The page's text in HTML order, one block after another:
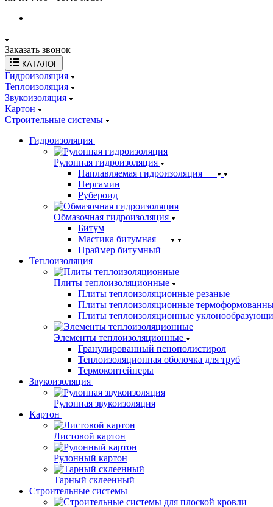
Заказать звонок
КАТАЛОГ
Гидроизоляция
Теплоизоляция
Звукоизоляция
Картон
Строительные системы
Гидроизоляция
Рулонная гидроизоляция
Наплавляемая гидроизоляция
Пергамин
Рубероид
Обмазочная гидроизоляция
Битум
Мастика битумная
Праймер битумный
Теплоизоляция
Плиты теплоизоляционные
Плиты теплоизоляционные резаные
Плиты теплоизоляционные
Плиты теплоизоляционные
Элементы теплоизоляционные
Гранулированный пенополистирол
Теплоизоляционная оболочка для труб
Термоконтейнеры
Звукоизоляция
Рулонная звукоизоляция
Картон
Листовой картон
Рулонный картон
Тарный склеенный
Строительные системы